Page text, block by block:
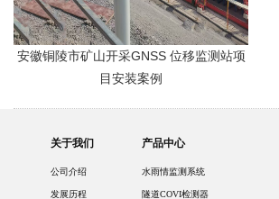
安徽铜陵市矿山开采GNSS 位移监测站项
目安装案例
关于我们
公司介绍
发展历程
产品中心
水雨情监测系统
隧道COVI检测器